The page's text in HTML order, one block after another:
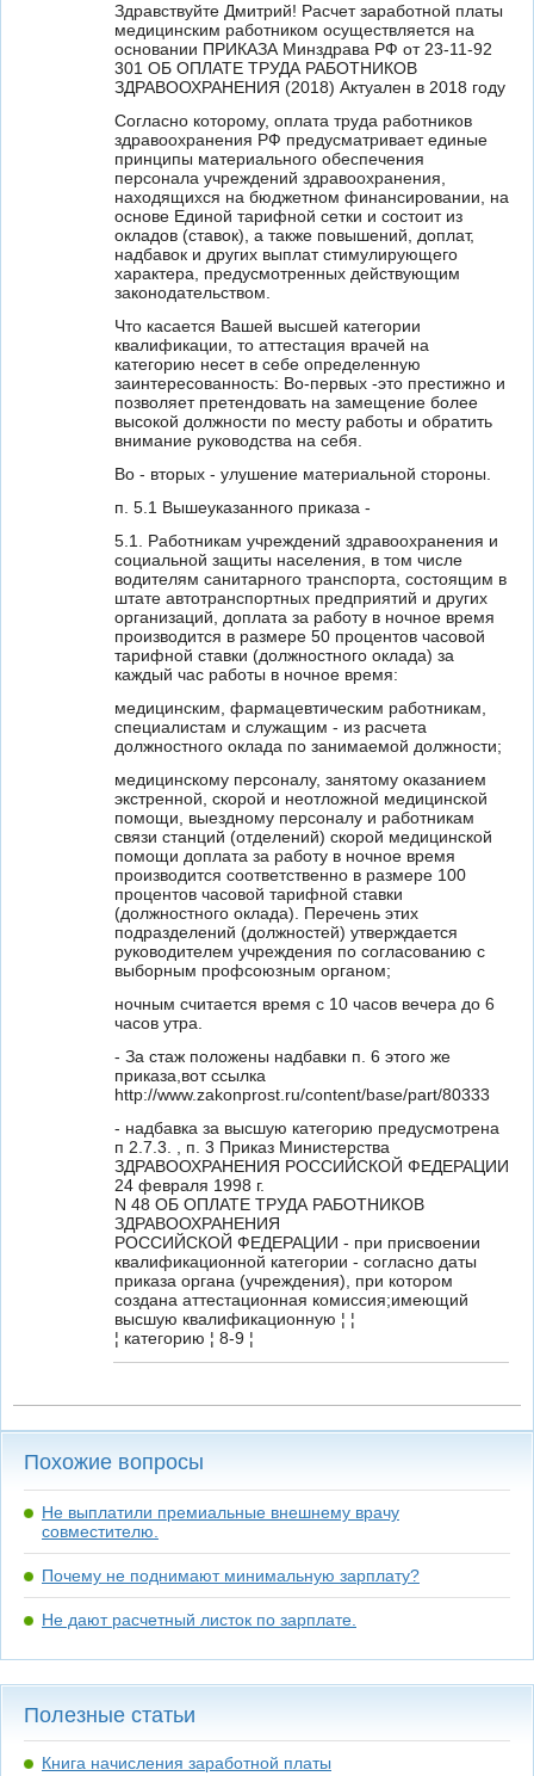
Здравствуйте Дмитрий! Расчет заработной платы
медицинским работником осуществляется на
основании ПРИКАЗА Минздрава РФ от 23-11-92
301 ОБ ОПЛАТЕ ТРУДА РАБОТНИКОВ
ЗДРАВООХРАНЕНИЯ (2018) Актуален в 2018 году
Согласно которому, оплата труда работников
здравоохранения РФ предусматривает единые
принципы материального обеспечения
персонала учреждений здравоохранения,
находящихся на бюджетном финансировании, на
основе Единой тарифной сетки и состоит из
окладов (ставок), а также повышений, доплат,
надбавок и других выплат стимулирующего
характера, предусмотренных действующим
законодательством.
Что касается Вашей высшей категории
квалификации, то аттестация врачей на
категорию несет в себе определенную
заинтересованность: Во-первых -это престижно и
позволяет претендовать на замещение более
высокой должности по месту работы и обратить
внимание руководства на себя.
Во - вторых - улушение материальной стороны.
п. 5.1 Вышеуказанного приказа -
5.1. Работникам учреждений здравоохранения и
социальной защиты населения, в том числе
водителям санитарного транспорта, состоящим в
штате автотранспортных предприятий и других
организаций, доплата за работу в ночное время
производится в размере 50 процентов часовой
тарифной ставки (должностного оклада) за
каждый час работы в ночное время:
медицинским, фармацевтическим работникам,
специалистам и служащим - из расчета
должностного оклада по занимаемой должности;
медицинскому персоналу, занятому оказанием
экстренной, скорой и неотложной медицинской
помощи, выездному персоналу и работникам
связи станций (отделений) скорой медицинской
помощи доплата за работу в ночное время
производится соответственно в размере 100
процентов часовой тарифной ставки
(должностного оклада). Перечень этих
подразделений (должностей) утверждается
руководителем учреждения по согласованию с
выборным профсоюзным органом;
ночным считается время с 10 часов вечера до 6
часов утра.
- За стаж положены надбавки п. 6 этого же
приказа,вот ссылка
http://www.zakonprost.ru/content/base/part/80333
- надбавка за высшую категорию предусмотрена
п 2.7.3. , п. 3 Приказ Министерства
ЗДРАВООХРАНЕНИЯ РОССИЙСКОЙ ФЕДЕРАЦИИ
24 февраля 1998 г.
N 48 ОБ ОПЛАТЕ ТРУДА РАБОТНИКОВ
ЗДРАВООХРАНЕНИЯ
РОССИЙСКОЙ ФЕДЕРАЦИИ - при присвоении
квалификационной категории - согласно даты
приказа органа (учреждения), при котором
создана аттестационная комиссия;имеющий
высшую квалификационную ¦ ¦
¦ категорию ¦ 8-9 ¦
Похожие вопросы
Не выплатили премиальные внешнему врачу
совместителю.
Почему не поднимают минимальную зарплату?
Не дают расчетный листок по зарплате.
Полезные статьи
Книга начисления заработной платы